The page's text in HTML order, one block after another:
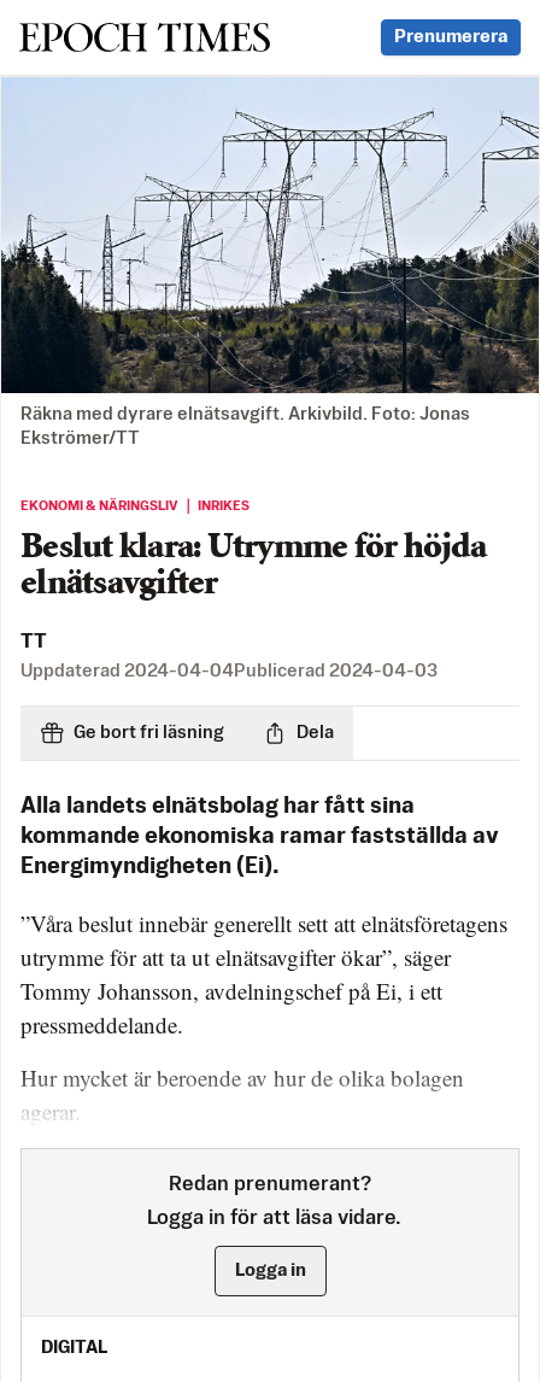
Svenska Epoch Times Prenumerera
Räkna med dyrare elnätsavgift. Arkivbild. Foto: Jonas
Ekströmer/TT
EKONOMI & NÄRINGSLIV ｜ INRIKES
Beslut klara: Utrymme för höjda
elnätsavgifter
TT
Uppdaterad 2024-04-04 Publicerad 2024-04-03
Ge bort fri läsning Dela
Alla landets elnätsbolag har fått sina
kommande ekonomiska ramar fastställda av
Energimyndigheten (Ei).
”Våra beslut innebär generellt sett att elnätsföretagens
utrymme för att ta ut elnätsavgifter ökar”, säger
Tommy Johansson, avdelningschef på Ei, i ett
pressmeddelande.
Hur mycket är beroende av hur de olika bolagen
agerar.
Redan prenumerant?
Logga in för att läsa vidare.
Logga in
DIGITAL